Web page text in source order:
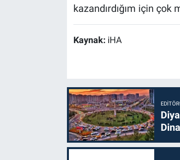
kazandırdığım için
Kaynak: iHA